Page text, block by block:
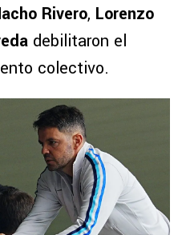
Rivero, Lorenzo
debilitaron el
colectivo.